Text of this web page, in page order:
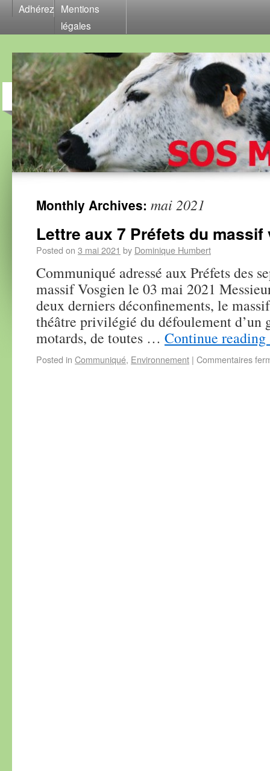
Adhérez Mentions
légales
Monthly Archives: mai 2021
Lettre aux 7 Préfets du massif
Posted on 3 mai 2021 by Dominique Humbert
Communiqué adressé aux Préfets des
massif Vosgien le 03 mai 2021
deux derniers déconfinements, le
théâtre privilégié du défoulement d’un
motards, de toutes … Continue reading
Posted in Communiqué, Environnement | Commentaires